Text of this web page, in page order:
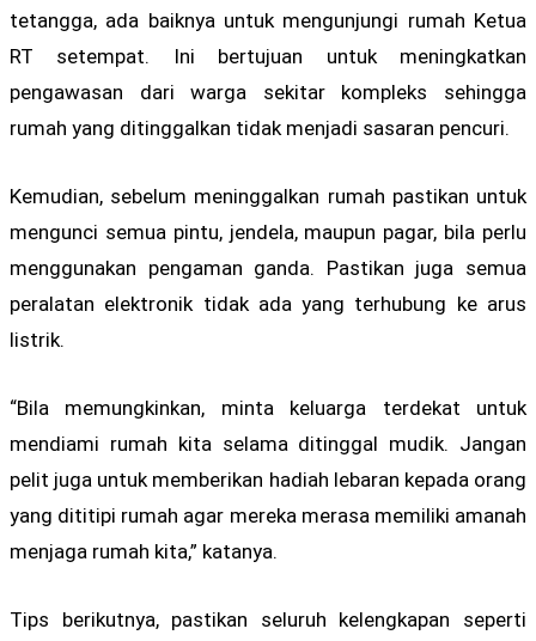
tetangga, ada baiknya untuk mengunjungi rumah Ketua
RT setempat. Ini bertujuan untuk meningkatkan
pengawasan dari warga sekitar kompleks sehingga
rumah yang ditinggalkan tidak menjadi sasaran pencuri.
Kemudian, sebelum meninggalkan rumah pastikan untuk
mengunci semua pintu, jendela, maupun pagar, bila perlu
menggunakan pengaman ganda. Pastikan juga semua
peralatan elektronik tidak ada yang terhubung ke arus
listrik.
“Bila memungkinkan, minta keluarga terdekat untuk
mendiami rumah kita selama ditinggal mudik. Jangan
pelit juga untuk memberikan hadiah lebaran kepada orang
yang dititipi rumah agar mereka merasa memiliki amanah
menjaga rumah kita,” katanya.
Tips berikutnya, pastikan seluruh kelengkapan seperti